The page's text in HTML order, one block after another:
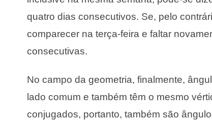
quatro dias consecutivos. Se, pelo
comparecer na terça-feira e faltar
consecutivas.
No campo da geometria, finalmente,
lado comum e também têm o mesmo
conjugados, portanto, também são